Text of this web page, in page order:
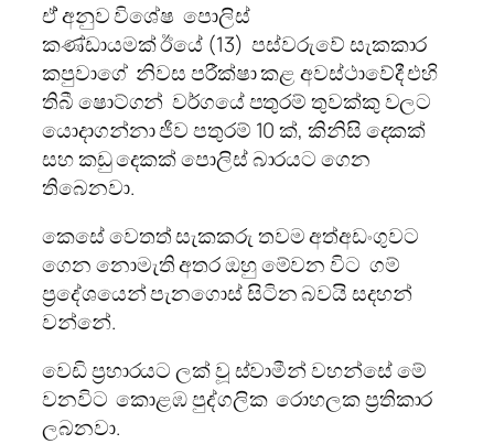
ඒ් අනුව විශේෂ පොලිස්
කණ්ඩායමක් ඊයේ (13) පස්වරුවේ සැකකාර
කපුවාගේ නිවස පරීක්ෂා කළ අවස්ථාවේදී එහි
තිබී ෂොට්ගන් වර්ගයේ පතුරම් තුවක්කු වලට
යොදාගන්නා ජීව පතුරම් 10 ක්, කිනිසි දෙකක්
සහ කඩු දෙකක් පොලිස් බාරයට ගෙන
තිබෙනවා.
කෙසේ වෙතත් සැකකරු තවම අත්අඩංගුවට
ගෙන නොමැති අතර ඔහු මේවන විට ගම්
ප්‍රදේශයෙන් පැනගොස් සිටින බවයි සදහන්
වන්නේ.
වෙඩි ප්‍රහාරයට ලක් වූ ස්වාමීන් වහන්සේ මේ
වනවිට කොළඹ පුද්ගලික රොහලක ප්‍රතිකාර
ලබනවා.